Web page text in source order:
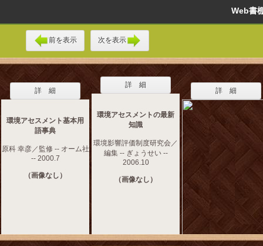
Web
前を表示 次を表示
詳 細
環境アセスメント基本用
語事典
原科 幸彦／監修 -- オーム社
-- 2000.7
（画像なし）
詳 細
環境アセスメントの最新
知識
環境影響評価制度研究会／
編集 -- ぎょうせい --
2006.10
（画像なし）
詳 細